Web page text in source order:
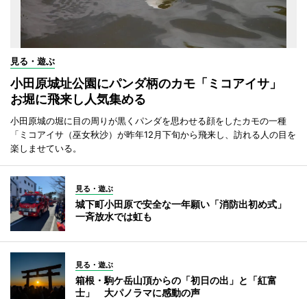
見る・遊ぶ
小田原城址公園にパンダ柄のカモ「ミコアイサ」
お堀に飛来し人気集める
小田原城の堀に目の周りが黒くパンダを思わせる顔をしたカモの一種
「ミコアイサ（巫女秋沙）が昨年12月下旬から飛来し、訪れる人の目を
楽しませている。
見る・遊ぶ
城下町小田原で安全な一年願い「消防出初め式」
一斉放水では虹も
見る・遊ぶ
箱根・駒ケ岳山頂からの「初日の出」と「紅富
士」 大パノラマに感動の声